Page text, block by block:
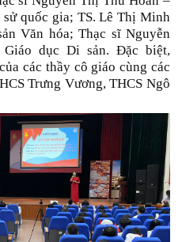
quốc gia; TS. Lê Thị Minh
Văn hóa; Thạc sĩ Nguyễn
dục Di sản. Đặc biệt,
các thầy cô giáo cùng các
Trưng Vương, THCS Ngô